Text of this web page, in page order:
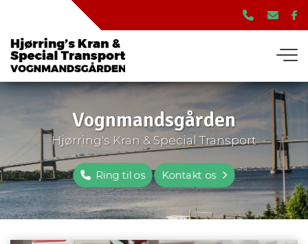
hovedindhold
Vognmandsgården
​Hjørring's Kran & Special Transport
Ring til os Kontakt os